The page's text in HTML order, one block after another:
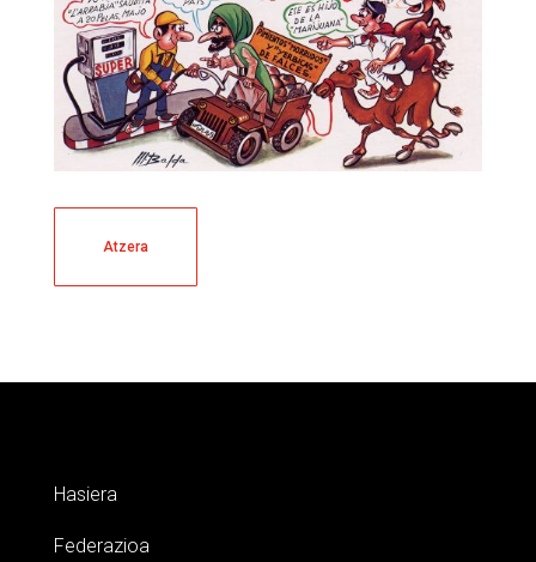
Atzera
Hasiera
Federazioa